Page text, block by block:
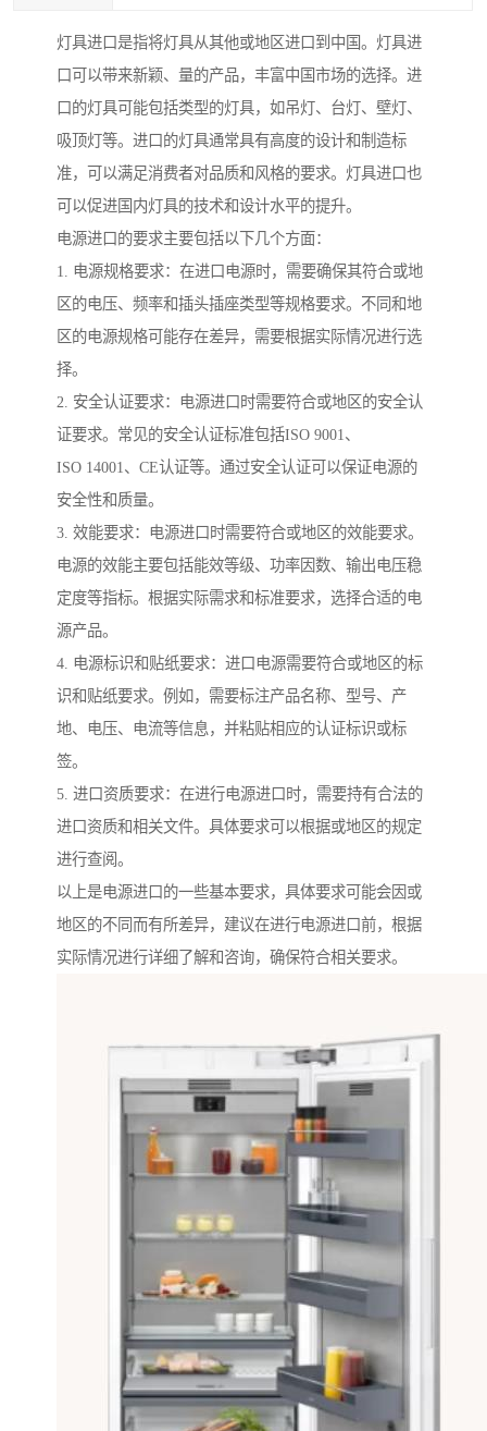
灯具进口是指将灯具从其他或地区进口到中国。灯具进
口可以带来新颖、量的产品，丰富中国市场的选择。进
口的灯具可能包括类型的灯具，如吊灯、台灯、壁灯、
吸顶灯等。进口的灯具通常具有高度的设计和制造标
准，可以满足消费者对品质和风格的要求。灯具进口也
可以促进国内灯具的技术和设计水平的提升。
电源进口的要求主要包括以下几个方面：
1. 电源规格要求：在进口电源时，需要确保其符合或地
区的电压、频率和插头插座类型等规格要求。不同和地
区的电源规格可能存在差异，需要根据实际情况进行选
择。
2. 安全认证要求：电源进口时需要符合或地区的安全认
证要求。常见的安全认证标准包括ISO 9001、
ISO 14001、CE认证等。通过安全认证可以保证电源的
安全性和质量。
3. 效能要求：电源进口时需要符合或地区的效能要求。
电源的效能主要包括能效等级、功率因数、输出电压稳
定度等指标。根据实际需求和标准要求，选择合适的电
源产品。
4. 电源标识和贴纸要求：进口电源需要符合或地区的标
识和贴纸要求。例如，需要标注产品名称、型号、产
地、电压、电流等信息，并粘贴相应的认证标识或标
签。
5. 进口资质要求：在进行电源进口时，需要持有合法的
进口资质和相关文件。具体要求可以根据或地区的规定
进行查阅。
以上是电源进口的一些基本要求，具体要求可能会因或
地区的不同而有所差异，建议在进行电源进口前，根据
实际情况进行详细了解和咨询，确保符合相关要求。